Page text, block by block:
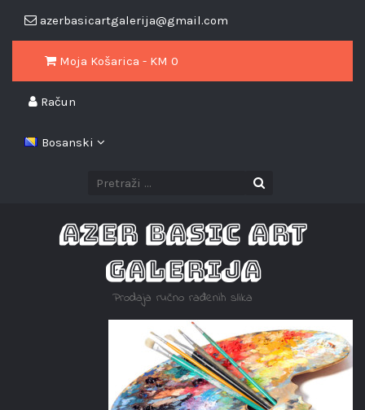
azerbasicartgalerija@gmail.com
Moja Košarica - KM 0
Račun
Bosanski
AZER BASIC ART
GALERIJA
Prodaja ručno rađenih slika